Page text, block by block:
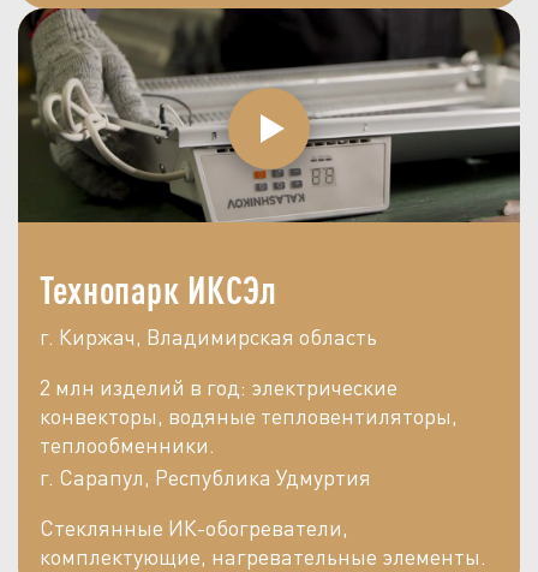
Технопарк ИКСЭл
г. Киржач, Владимирская область
2 млн изделий в год: электрические
конвекторы, водяные тепловентиляторы,
теплообменники.
г. Сарапул, Республика Удмуртия
Стеклянные ИК-обогреватели,
комплектующие, нагревательные элементы.